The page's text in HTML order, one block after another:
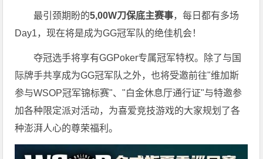
最引颈期盼的5,00W刀保底主赛事，每日都有多场
Day1，现在将是成为GG冠军队的绝佳机会！
夺冠选手将享有GGPoker专属冠军特权。除了与国
际牌手共享成为GG冠军队之外，也将受邀前往"维加斯
参与WSOP冠军锦标赛"、"白金休息厅通行证"与特邀参
加各种限定派对活动，为喜爱竞技游戏的大家规划了各
种澎湃人心的尊荣福利。